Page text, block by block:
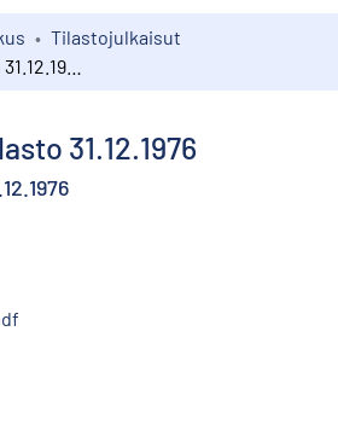
Tilastojulkaisut
31.12.1976